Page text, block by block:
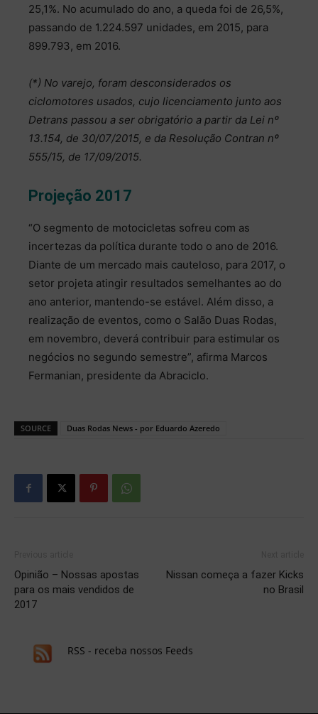
25,1%. No acumulado do ano, a queda foi de 26,5%,
passando de 1.224.597 unidades, em 2015, para
899.793, em 2016.
(*) No varejo, foram desconsiderados os
ciclomotores usados, cujo licenciamento junto aos
Detrans passou a ser obrigatório a partir da Lei nº
13.154, de 30/07/2015, e da Resolução Contran nº
555/15, de 17/09/2015.
Projeção 2017
“O segmento de motocicletas sofreu com as
incertezas da política durante todo o ano de 2016.
Diante de um mercado mais cauteloso, para 2017, o
setor projeta atingir resultados semelhantes ao do
ano anterior, mantendo-se estável. Além disso, a
realização de eventos, como o Salão Duas Rodas,
em novembro, deverá contribuir para estimular os
negócios no segundo semestre”, afirma Marcos
Fermanian, presidente da Abraciclo.
SOURCE Duas Rodas News - por Eduardo Azeredo
Opinião – Nossas apostas
para os mais vendidos de
2017
Nissan começa a fazer Kicks
no Brasil
RSS - receba nossos Feeds